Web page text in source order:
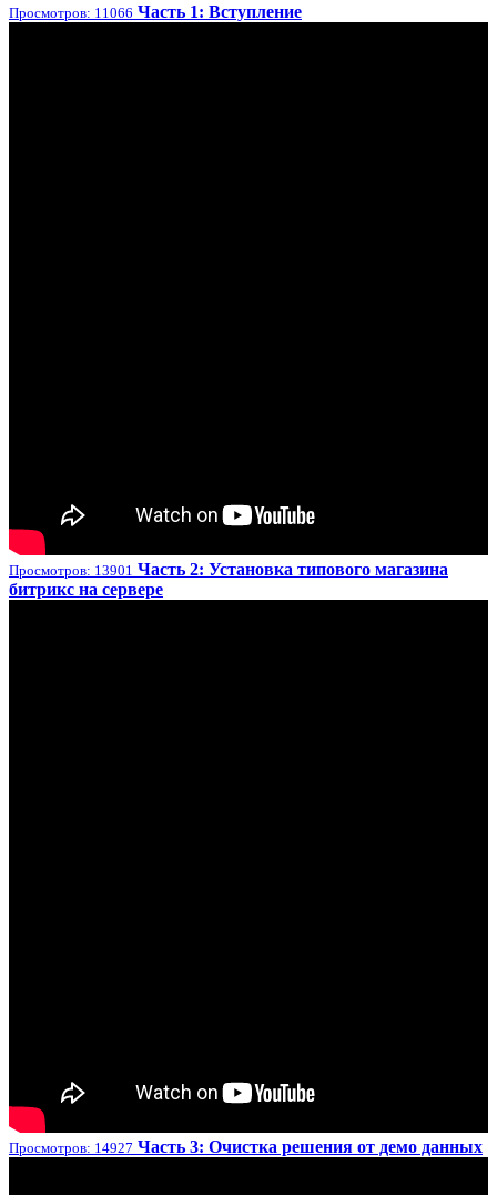
Просмотров: 11066 Часть 1: Вступление
Просмотров: 13901 Часть 2: Установка типового магазина
битрикс на сервере
Просмотров: 14927 Часть 3: Очистка решения от демо данных